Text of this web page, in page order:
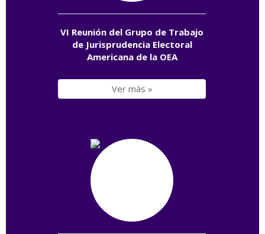
VI Reunión del Grupo de Trabajo
de Jurisprudencia Electoral
Americana de la OEA
Ver más »